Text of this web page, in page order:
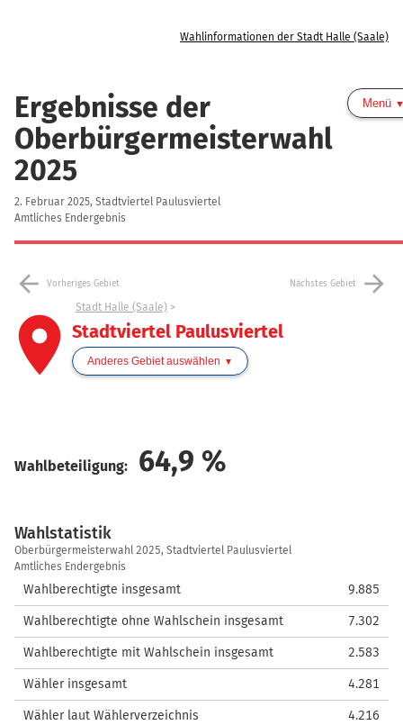
Wahlinformationen der Stadt Halle (Saale)
Ergebnisse der
Oberbürgermeisterwahl
2025
2. Februar 2025, Stadtviertel Paulusviertel
Amtliches Endergebnis
Menü
arrow_back Vorheriges Gebiet Nächstes Gebiet arrow_forward
place
Stadt Halle (Saale)
Stadtviertel Paulusviertel
Anderes Gebiet auswählen
Wahlbeteiligung: 64,9 %
Wahlstatistik
Wahlstatistik
Oberbürgermeisterwahl 2025, Stadtviertel Paulusviertel
Amtliches Endergebnis
Wahlberechtigte insgesamt 9.885
Wahlberechtigte ohne Wahlschein insgesamt 7.302
Wahlberechtigte mit Wahlschein insgesamt 2.583
Wähler insgesamt 4.281
Wähler laut Wählerverzeichnis 4.216